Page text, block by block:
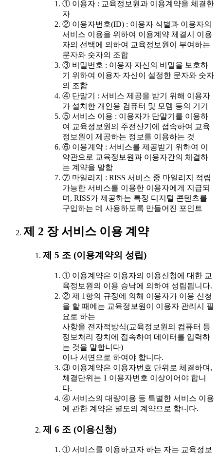
① 이용자 : 교육정보원과 이용계약을 체결한
자
② 이용자번호(ID) : 이용자 식별과 이용자의
서비스 이용을 위하여 이용계약 체결시 이용
자의 선택에 의하여 교육정보원이 부여하는
문자와 숫자의 조합
③ 비밀번호 : 이용자 자신의 비밀을 보호하
기 위하여 이용자 자신이 설정한 문자와 숫자
의 조합
④ 단말기 : 서비스 제공을 받기 위해 이용자
가 설치한 개인용 컴퓨터 및 모뎀 등의 기기
⑤ 서비스 이용 : 이용자가 단말기를 이용하
여 교육정보원의 주전산기에 접속하여 교육
정보원이 제공하는 정보를 이용하는 것
⑥ 이용계약 : 서비스를 제공받기 위하여 이
약관으로 교육정보원과 이용자간의 체결하
는 계약을 말함
⑦ 마일리지 : RISS 서비스 중 마일리지 적립
가능한 서비스를 이용한 이용자에게 지급되
며, RISS가 제공하는 특정 디지털 콘텐츠를
구입하는 데 사용하도록 만들어진 포인트
제 2 장 서비스 이용 계약
제 5 조 (이용계약의 성립)
① 이용계약은 이용자의 이용신청에 대한 교
육정보원의 이용 승낙에 의하여 성립됩니다.
② 제 1항의 규정에 의해 이용자가 이용 신청
을 할 때에는 교육정보원이 이용자 관리시 필
요로 하는
사항을 전자적방식(교육정보원의 컴퓨터 등
정보처리 장치에 접속하여 데이터를 입력하
는 것을 말합니다)
이나 서면으로 하여야 합니다.
③ 이용계약은 이용자번호 단위로 체결하며,
체결단위는 1 이용자번호 이상이어야 합니
다.
④ 서비스의 대량이용 등 특별한 서비스 이용
에 관한 계약은 별도의 계약으로 합니다.
제 6 조 (이용신청)
① 서비스를 이용하고자 하는 자는 교육정보